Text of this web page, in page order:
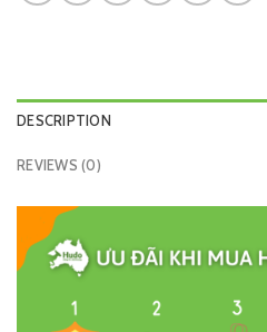
DESCRIPTION
REVIEWS (0)